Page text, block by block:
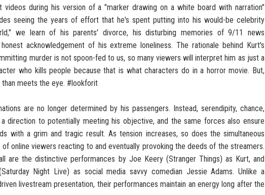
videos during his version of a "marker drawing on a white board with narration"
seeing the years of effort that he's spent putting into his would-be celebrity
we learn of his parents' divorce, his disturbing memories of 9/11 news
acknowledgement of his extreme loneliness. The rationale behind Kurt's
murder is not spoon-fed to us, so many viewers will interpret him as just a
who kills people because that is what characters do in a horror movie. But,
meets the eye. #lookforit
are no longer determined by his passengers. Instead, serendipity, chance,
direction to potentially meeting his objective, and the same forces also ensure
with a grim and tragic result. As tension increases, so does the simultaneous
of online viewers reacting to and eventually provoking the deeds of the streamers.
are the distinctive performances by Joe Keery (Stranger Things) as Kurt, and
Night Live) as social media savvy comedian Jessie Adams. Unlike a
livestream presentation, their performances maintain an energy long after the